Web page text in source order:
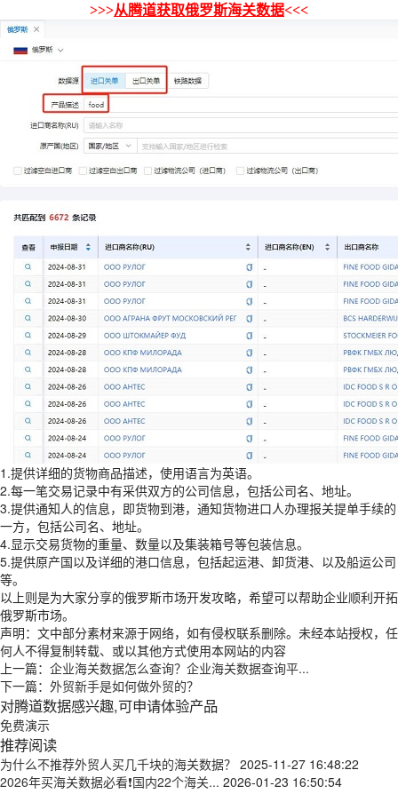
>>>从腾道获取俄罗斯海关数据<<<
1.提供详细的货物商品描述，使用语言为英语。
2.每一笔交易记录中有采供双方的公司信息，包括公司名、地址。
3.提供通知人的信息，即货物到港，通知货物进口人办理报关提单手续的
一方，包括公司名、地址。
4.显示交易货物的重量、数量以及集装箱号等包装信息。
5.提供原产国以及详细的港口信息，包括起运港、卸货港、以及船运公司
等。
以上则是为大家分享的俄罗斯市场开发攻略，希望可以帮助企业顺利开拓
俄罗斯市场。
声明：文中部分素材来源于网络，如有侵权联系删除。未经本站授权，任
何人不得复制转载、或以其他方式使用本网站的内容
上一篇： 企业海关数据怎么查询？企业海关数据查询平...
下一篇： 外贸新手是如何做外贸的？
对腾道数据感兴趣,可申请体验产品
免费演示
推荐阅读
为什么不推荐外贸人买几千块的海关数据？ 2025-11-27 16:48:22
2026年买海关数据必看❗国内22个海关... 2026-01-23 16:50:54